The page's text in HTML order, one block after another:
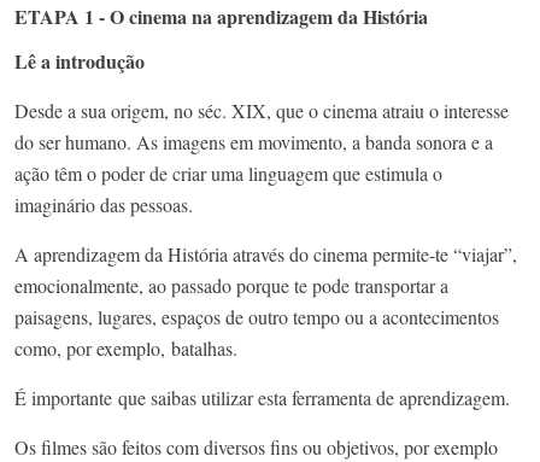
ETAPA 1 - O cinema na aprendizagem da História
Lê a introdução
Desde a sua origem, no séc. XIX, que o cinema atraiu o interesse
do ser humano. As imagens em movimento, a banda sonora e a
ação têm o poder de criar uma linguagem que estimula o
imaginário das pessoas.
A aprendizagem da História através do cinema permite-te “viajar”,
emocionalmente, ao passado porque te pode transportar a
paisagens, lugares, espaços de outro tempo ou a acontecimentos
como, por exemplo, batalhas.
É importante que saibas utilizar esta ferramenta de aprendizagem.
Os filmes são feitos com diversos fins ou objetivos, por exemplo